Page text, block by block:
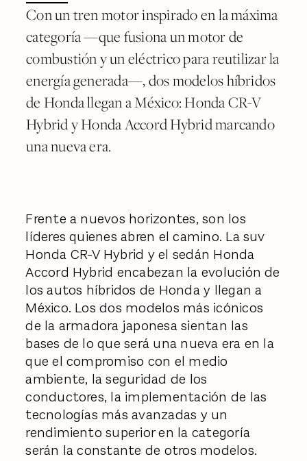
Con un tren motor inspirado en la máxima
categoría —que fusiona un motor de
combustión y un eléctrico para reutilizar la
energía generada—, dos modelos híbridos
de Honda llegan a México: Honda CR-V
Hybrid y Honda Accord Hybrid marcando
una nueva era.
Frente a nuevos horizontes, son los
líderes quienes abren el camino. La suv
Honda CR-V Hybrid y el sedán Honda
Accord Hybrid encabezan la evolución de
los autos híbridos de Honda y llegan a
México. Los dos modelos más icónicos
de la armadora japonesa sientan las
bases de lo que será una nueva era en la
que el compromiso con el medio
ambiente, la seguridad de los
conductores, la implementación de las
tecnologías más avanzadas y un
rendimiento superior en la categoría
serán la constante de otros modelos.